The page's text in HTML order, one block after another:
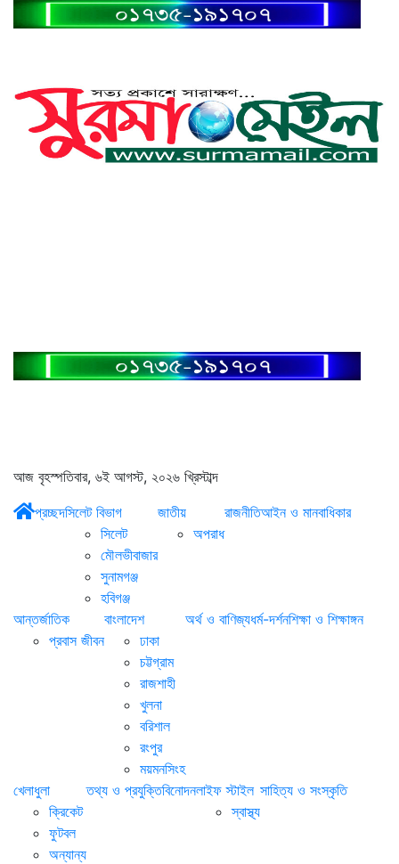
আজ বৃহস্পতিবার, ৬ই আগস্ট, ২০২৬ খ্রিস্টাব্দ
প্রচ্ছদসিলেট বিভাগ
সিলেট
মৌলভীবাজার
সুনামগঞ্জ
হবিগঞ্জ
জাতীয়
অপরাধ
রাজনীতিআইন ও মানবাধিকার
আন্তর্জাতিক
প্রবাস জীবন
বাংলাদেশ
ঢাকা
চট্টগ্রাম
রাজশাহী
খুলনা
বরিশাল
রংপুর
ময়মনসিংহ
অর্থ ও বাণিজ্যধর্ম-দর্শনশিক্ষা ও শিক্ষাঙ্গন
খেলাধুলা
ক্রিকেট
ফুটবল
অন্যান্য
তথ্য ও প্রযুক্তিবিনোদনলাইফ স্টাইল
স্বাস্থ্য
সাহিত্য ও সংস্কৃতি